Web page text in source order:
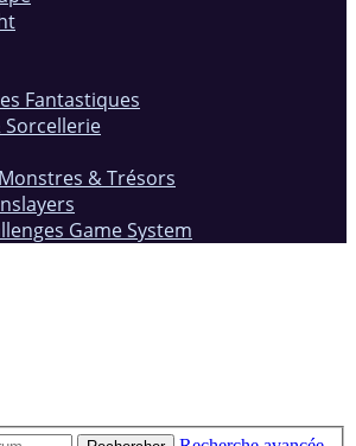
Fantastiques
Sorcellerie
& Trésors
Game System